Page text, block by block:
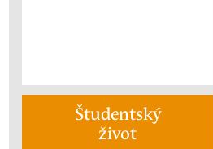
Študentský
život